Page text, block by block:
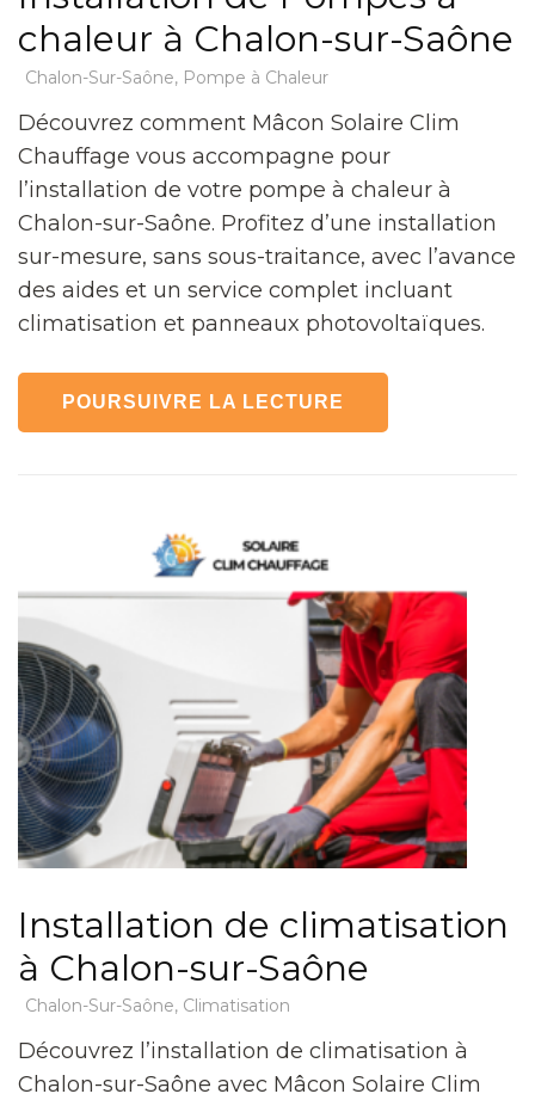
chaleur à Chalon-sur-Saône
Chalon-Sur-Saône, Pompe à Chaleur
Découvrez comment Mâcon Solaire Clim
Chauffage vous accompagne pour
l’installation de votre pompe à chaleur à
Chalon-sur-Saône. Profitez d’une installation
sur-mesure, sans sous-traitance, avec l’avance
des aides et un service complet incluant
climatisation et panneaux photovoltaïques.
POURSUIVRE LA LECTURE
Installation de climatisation
à Chalon-sur-Saône
Chalon-Sur-Saône, Climatisation
Découvrez l’installation de climatisation à
Chalon-sur-Saône avec Mâcon Solaire Clim